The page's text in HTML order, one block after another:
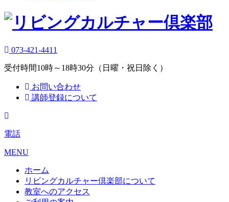
073-421-4411
受付時間10時～18時30分（日曜・祝日除く）
お問い合わせ
講師登録について
電話
MENU
ホーム
リビングカルチャー倶楽部について
教室へのアクセス